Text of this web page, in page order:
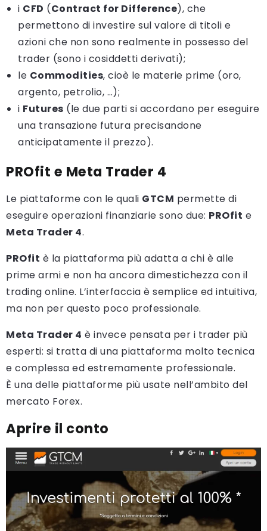
i CFD (Contract for Difference), che
permettono di investire sul valore di titoli e
azioni che non sono realmente in possesso del
trader (sono i cosiddetti derivati);
le Commodities, cioè le materie prime (oro,
argento, petrolio, …);
i Futures (le due parti si accordano per eseguire
una transazione futura precisandone
anticipatamente il prezzo).
PROfit e Meta Trader 4
Le piattaforme con le quali GTCM permette di
eseguire operazioni finanziarie sono due: PROfit e
Meta Trader 4.
PROfit è la piattaforma più adatta a chi è alle
prime armi e non ha ancora dimestichezza con il
trading online. L’interfaccia è semplice ed intuitiva,
ma non per questo poco professionale.
Meta Trader 4 è invece pensata per i trader più
esperti: si tratta di una piattaforma molto tecnica
e complessa ed estremamente professionale.
È una delle piattaforme più usate nell’ambito del
mercato Forex.
Aprire il conto